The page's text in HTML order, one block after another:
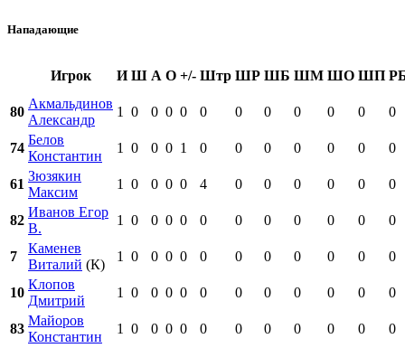
Нападающие
Игрок И Ш А О +/- Штр ШР ШБ ШМ ШО ШП
80
Акмальдинов
Александр
1 0 0 0 0 0 0 0 0 0 0 0
74
Белов
Константин
1 0 0 0 1 0 0 0 0 0 0 0
61
Зюзякин
Максим
1 0 0 0 0 4 0 0 0 0 0 0
82
Иванов Егор
В.
1 0 0 0 0 0 0 0 0 0 0 0
7
Каменев
Виталий (К)
1 0 0 0 0 0 0 0 0 0 0 0
10
Клопов
Дмитрий
1 0 0 0 0 0 0 0 0 0 0 0
83
Майоров
Константин
1 0 0 0 0 0 0 0 0 0 0 0